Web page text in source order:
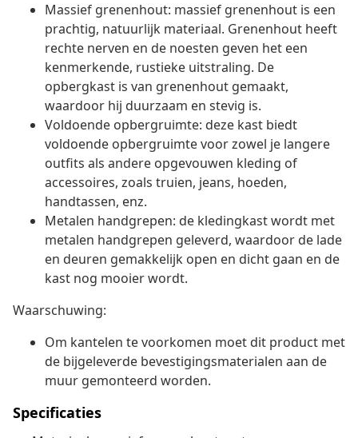
Massief grenenhout: massief grenenhout is een
prachtig, natuurlijk materiaal. Grenenhout heeft
rechte nerven en de noesten geven het een
kenmerkende, rustieke uitstraling. De
opbergkast is van grenenhout gemaakt,
waardoor hij duurzaam en stevig is.
Voldoende opbergruimte: deze kast biedt
voldoende opbergruimte voor zowel je langere
outfits als andere opgevouwen kleding of
accessoires, zoals truien, jeans, hoeden,
handtassen, enz.
Metalen handgrepen: de kledingkast wordt met
metalen handgrepen geleverd, waardoor de lade
en deuren gemakkelijk open en dicht gaan en de
kast nog mooier wordt.
Waarschuwing:
Om kantelen te voorkomen moet dit product met
de bijgeleverde bevestigingsmaterialen aan de
muur gemonteerd worden.
Specificaties